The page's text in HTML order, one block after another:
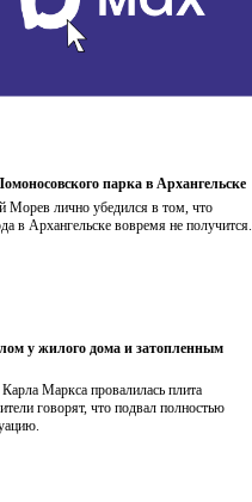
парка в Архангельске
Морев лично убедился в том, что
в Архангельске вовремя не получится.
у жилого дома и затопленным
Маркса провалилась плита
говорят, что подвал полностью